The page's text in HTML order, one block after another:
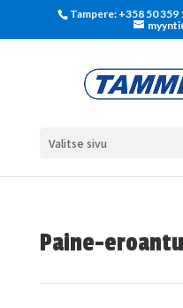
Tampere: +358 50
Valitse sivu
Paine-